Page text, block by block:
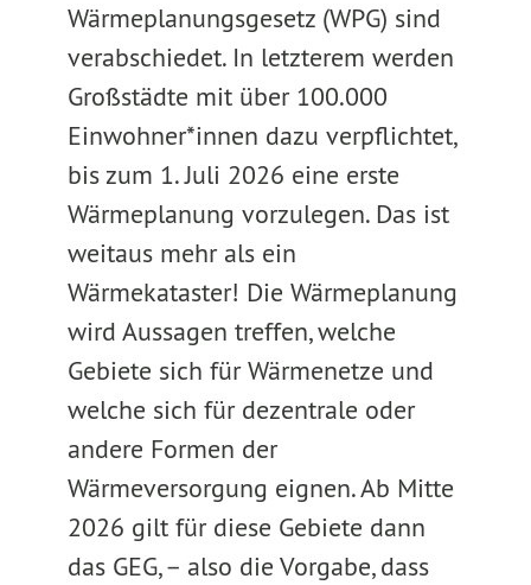
Wärmeplanungsgesetz (WPG) sind
verabschiedet. In letzterem werden
Großstädte mit über 100.000
Einwohner*innen dazu verpflichtet,
bis zum 1. Juli 2026 eine erste
Wärmeplanung vorzulegen. Das ist
weitaus mehr als ein
Wärmekataster! Die Wärmeplanung
wird Aussagen treffen, welche
Gebiete sich für Wärmenetze und
welche sich für dezentrale oder
andere Formen der
Wärmeversorgung eignen. Ab Mitte
2026 gilt für diese Gebiete dann
das GEG, – also die Vorgabe, dass